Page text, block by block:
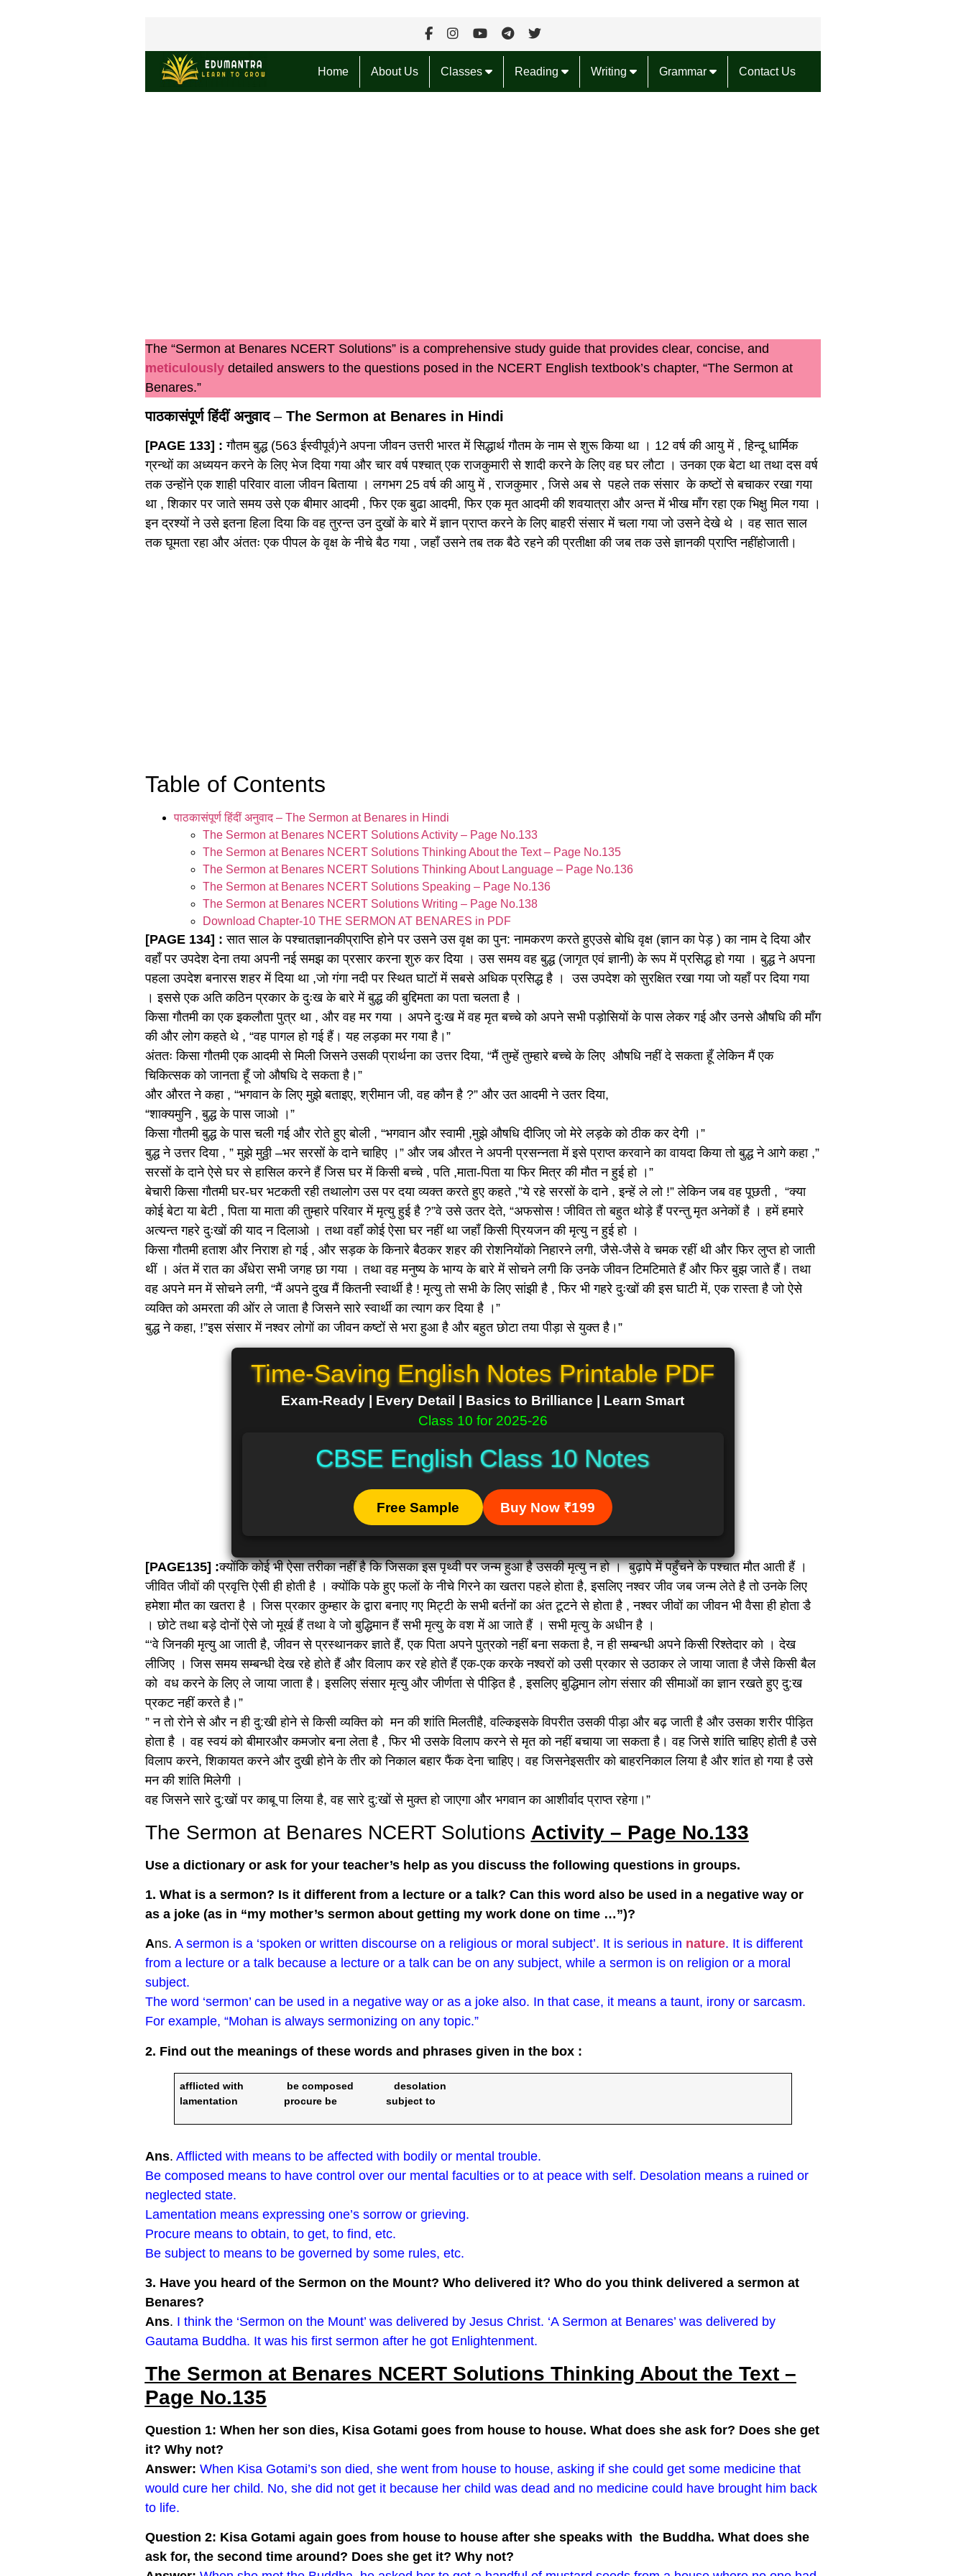
Home About Us Classes Reading Writing Grammar Contact Us
The “Sermon at Benares NCERT Solutions” is a comprehensive study guide that provides clear, concise, and
meticulouslydetailed answers to the questions posed in the NCERT English textbook’s chapter, “The Sermon at
Benares.”
पाठकासंपूर्ण हिंदीं अनुवाद– The Sermon at Benares in Hindi
[PAGE 133] : गौतम बुद्ध (563 ईस्वीपूर्व)ने अपना जीवन उत्तरी भारत में सिद्धार्थ गौतम के नाम से शुरू किया था । 12 वर्ष की आयु में , हिन्दू धार्मिक
ग्रन्थों का अध्ययन करने के लिए भेज दिया गया और चार वर्ष पश्चात् एक राजकुमारी से शादी करने के लिए वह घर लौटा । उनका एक बेटा था तथा दस वर्ष
तक उन्होंने एक शाही परिवार वाला जीवन बिताया । लगभग 25 वर्ष की आयु में , राजकुमार , जिसे अब से पहले तक संसार के कष्टों से बचाकर रखा गया
था , शिकार पर जाते समय उसे एक बीमार आदमी , फिर एक बुढा आदमी, फिर एक मृत आदमी की शवयात्रा और अन्त में भीख माँग रहा एक भिक्षु मिल गया ।
इन द्रश्यों ने उसे इतना हिला दिया कि वह तुरन्त उन दुखों के बारे में ज्ञान प्राप्त करने के लिए बाहरी संसार में चला गया जो उसने देखे थे । वह सात साल
तक घूमता रहा और अंततः एक पीपल के वृक्ष के नीचे बैठ गया , जहाँ उसने तब तक बैठे रहने की प्रतीक्षा की जब तक उसे ज्ञानकी प्राप्ति नहींहोजाती।
Table of Contents
पाठकासंपूर्ण हिंदीं अनुवाद – The Sermon at Benares in Hindi
The Sermon at Benares NCERT Solutions Activity – Page No.133
The Sermon at Benares NCERT Solutions Thinking About the Text – Page No.135
The Sermon at Benares NCERT Solutions Thinking About Language – Page No.136
The Sermon at Benares NCERT Solutions Speaking – Page No.136
The Sermon at Benares NCERT Solutions Writing – Page No.138
Download Chapter-10 THE SERMON AT BENARES in PDF
[PAGE 134] :सात साल के पश्चातज्ञानकीप्राप्ति होने पर उसने उस वृक्ष का पुन: नामकरण करते हुएउसे बोधि वृक्ष (ज्ञान का पेड़ ) का नाम दे दिया और
वहाँ पर उपदेश देना तया अपनी नई समझ का प्रसार करना शुरु कर दिया । उस समय वह बुद्ध (जागृत एवं ज्ञानी) के रूप में प्रसिद्ध हो गया । बुद्ध ने अपना
पहला उपदेश बनारस शहर में दिया था ,जो गंगा नदी पर स्थित घाटों में सबसे अधिक प्रसिद्ध है । उस उपदेश को सुरक्षित रखा गया जो यहाँ पर दिया गया
। इससे एक अति कठिन प्रकार के दुःख के बारे में बुद्ध की बुद्दिमता का पता चलता है ।
किसा गौतमी का एक इकलौता पुत्र था , और वह मर गया । अपने दुःख में वह मृत बच्चे को अपने सभी पड़ोसियों के पास लेकर गई और उनसे औषधि की माँग
की और लोग कहते थे , “वह पागल हो गई हैं। यह लड़का मर गया है।”
अंततः किसा गौतमी एक आदमी से मिली जिसने उसकी प्रार्थना का उत्तर दिया, “मैं तुम्हें तुम्हारे बच्चे के लिए औषधि नहीं दे सकता हूँ लेकिन मैं एक
चिकित्सक को जानता हूँ जो औषधि दे सकता है।”
और औरत ने कहा , “भगवान के लिए मुझे बताइए, श्रीमान जी, वह कौन है ?” और उत आदमी ने उतर दिया,
“शाक्यमुनि , बुद्ध के पास जाओ ।”
किसा गौतमी बुद्ध के पास चली गई और रोते हुए बोली , “भगवान और स्वामी ,मुझे औषधि दीजिए जो मेरे लड़के को ठीक कर देगी ।”
बुद्ध ने उत्तर दिया , ” मुझे मुठ्ठी –भर सरसों के दाने चाहिए ।” और जब औरत ने अपनी प्रसन्नता में इसे प्राप्त करवाने का वायदा किया तो बुद्ध ने आगे कहा ,”
सरसों के दाने ऐसे घर से हासिल करने हैं जिस घर में किसी बच्चे , पति ,माता-पिता या फिर मित्र की मौत न हुई हो ।”
बेचारी किसा गौतमी घर-घर भटकती रही तथालोग उस पर दया व्यक्त करते हुए कहते ,”ये रहे सरसों के दाने , इन्हें ले लो !” लेकिन जब वह पूछती , “क्या
कोई बेटा या बेटी , पिता या माता की तुम्हारे परिवार में मृत्यु हुई है ?”वे उसे उतर देते, “अफसोस ! जीवित तो बहुत थोड़े हैं परन्तु मृत अनेकों है । हमें हमारे
अत्यन्त गहरे दुःखों की याद न दिलाओ । तथा वहाँ कोई ऐसा घर नहीं था जहाँ किसी प्रियजन की मृत्यु न हुई हो ।
किसा गौतमी हताश और निराश हो गई , और सड़क के किनारे बैठकर शहर की रोशनियोंको निहारने लगी, जैसे-जैसे वे चमक रहीं थी और फिर लुप्त हो जाती
थीं । अंत में रात का अँधेरा सभी जगह छा गया । तथा वह मनुष्य के भाग्य के बारे में सोचने लगी कि उनके जीवन टिमटिमाते हैं और फिर बुझ जाते हैं। तथा
वह अपने मन में सोचने लगी, “मैं अपने दुख मैं कितनी स्वार्थी है ! मृत्यु तो सभी के लिए सांझी है , फिर भी गहरे दुःखों की इस घाटी में, एक रास्ता है जो ऐसे
व्यक्ति को अमरता की ओंर ले जाता है जिसने सारे स्वार्थी का त्याग कर दिया है ।”
बुद्ध ने कहा, !”इस संसार में नश्वर लोगों का जीवन कष्टों से भरा हुआ है और बहुत छोटा तया पीड़ा से युक्त है।”
Time-Saving English Notes Printable PDF
Exam-Ready | Every Detail | Basics to Brilliance | Learn Smart
Class 10 for 2025-26
CBSE English Class 10 Notes
Free Sample Buy Now ₹199
[PAGE135] :क्योंकि कोई भी ऐसा तरीका नहीं है कि जिसका इस पृथ्वी पर जन्म हुआ है उसकी मृत्यु न हो । बुढ़ापे में पहुँचने के पश्चात मौत आती हैं ।
जीवित जीवों की प्रवृत्ति ऐसी ही होती है । क्योंकि पके हुए फलों के नीचे गिरने का खतरा पहले होता है, इसलिए नश्वर जीव जब जन्म लेते है तो उनके लिए
हमेशा मौत का खतरा है । जिस प्रकार कुम्हार के द्वारा बनाए गए मिट्टी के सभी बर्तनों का अंत टूटने से होता है , नश्वर जीवों का जीवन भी वैसा ही होता डै
। छोटे तथा बड़े दोनों ऐसे जो मूर्ख हैं तथा वे जो बुद्धिमान हैं सभी मृत्यु के वश में आ जाते हैं । सभी मृत्यु के अधीन है ।
“‘वे जिनकी मृत्यु आ जाती है, जीवन से प्रस्थानकर ज्ञाते हैं, एक पिता अपने पुत्रको नहीं बना सकता है, न ही सम्बन्धी अपने किसी रिश्तेदार को । देख
लीजिए । जिस समय सम्बन्धी देख रहे होते हैं और विलाप कर रहे होते हैं एक-एक करके नश्वरों को उसी प्रकार से उठाकर ले जाया जाता है जैसे किसी बैल
को वध करने के लिए ले जाया जाता है। इसलिए संसार मृत्यु और जीर्णता से पीड़ित है , इसलिए बुद्धिमान लोग संसार की सीमाओं का ज्ञान रखते हुए दु:ख
प्रकट नहीं करते है।”
” न तो रोने से और न ही दु:खी होने से किसी व्यक्ति को मन की शांति मिलतीहै, वल्किइसके विपरीत उसकी पीड़ा और बढ़ जाती है और उसका शरीर पीड़ित
होता है । वह स्वयं को बीमारऔर कमजोर बना लेता है , फिर भी उसके विलाप करने से मृत को नहीं बचाया जा सकता है। वह जिसे शांति चाहिए होती है उसे
विलाप करने, शिकायत करने और दुखी होने के तीर को निकाल बहार फैंक देना चाहिए। वह जिसनेइसतीर को बाहरनिकाल लिया है और शांत हो गया है उसे
मन की शांति मिलेगी ।
वह जिसने सारे दु:खों पर काबू पा लिया है, वह सारे दु:खों से मुक्त हो जाएगा और भगवान का आशीर्वाद प्राप्त रहेगा।”
The Sermon at Benares NCERT Solutions Activity – Page No.133
Use a dictionary or ask for your teacher’s help as you discuss the following questions in groups.
1. What is a sermon? Is it different from a lecture or a talk? Can this word also be used in a negative way or
as a joke (as in “my mother’s sermon about getting my work done on time …”)?
Ans. A sermon is a ‘spoken or written discourse on a religious or moral subject’. It is serious in nature. It is different
from a lecture or a talk because a lecture or a talk can be on any subject, while a sermon is on religion or a moral
subject.
The word ‘sermon’ can be used in a negative way or as a joke also. In that case, it means a taunt, irony or sarcasm.
For example, “Mohan is always sermonizing on any topic.”
2. Find out the meanings of these words and phrases given in the box :
afflicted with be composed desolation
lamentation procure be subject to
Ans. Afflicted with means to be affected with bodily or mental trouble.
Be composed means to have control over our mental faculties or to at peace with self. Desolation means a ruined or
neglected state.
Lamentation means expressing one’s sorrow or grieving.
Procure means to obtain, to get, to find, etc.
Be subject to means to be governed by some rules, etc.
3. Have you heard of the Sermon on the Mount? Who delivered it? Who do you think delivered a sermon at
Benares?
Ans. I think the ‘Sermon on the Mount’ was delivered by Jesus Christ. ‘A Sermon at Benares’ was delivered by
Gautama Buddha. It was his first sermon after he got Enlightenment.
The Sermon at Benares NCERT Solutions Thinking About the Text –
Page No.135
Question 1: When her son dies, Kisa Gotami goes from house to house. What does she ask for? Does she get
it? Why not?
Answer: When Kisa Gotami’s son died, she went from house to house, asking if she could get some medicine that
would cure her child. No, she did not get it because her child was dead and no medicine could have brought him back
to life.
Question 2: Kisa Gotami again goes from house to house after she speaks with the Buddha. What does she
ask for, the second time around? Does she get it? Why not?